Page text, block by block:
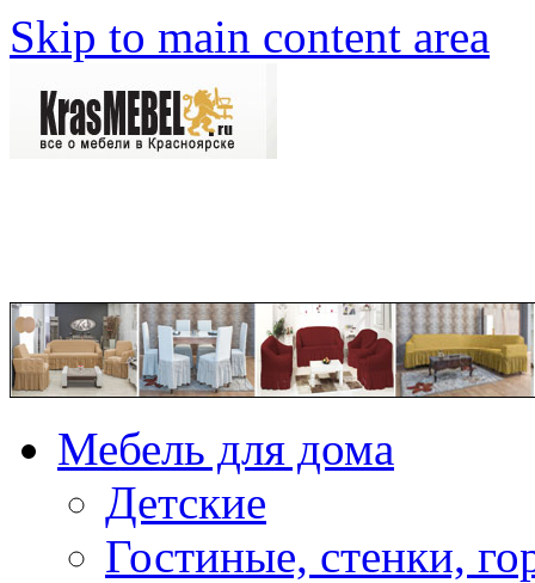
Skip to main content area
Мебель для дома
Детские
Гостиные, стенки,